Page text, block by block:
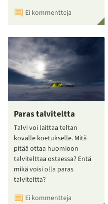
Ei kommentteja
Paras talviteltta
Talvi voi laittaa teltan
kovalle koetukselle. Mitä
pitää ottaa huomioon
talvitelttaa ostaessa? Entä
mikä voisi olla paras
talviteltta?
Ei kommentteja